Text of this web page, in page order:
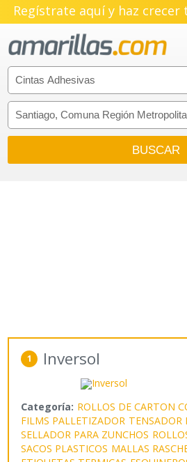
Regístrate aquí y haz crecer
1 Inversol
Categoría: ROLLOS DE CARTON
FILMS PALLETIZADOR TENSADOR
SELLADOR PARA ZUNCHOS
SACOS PLASTICOS MALLAS